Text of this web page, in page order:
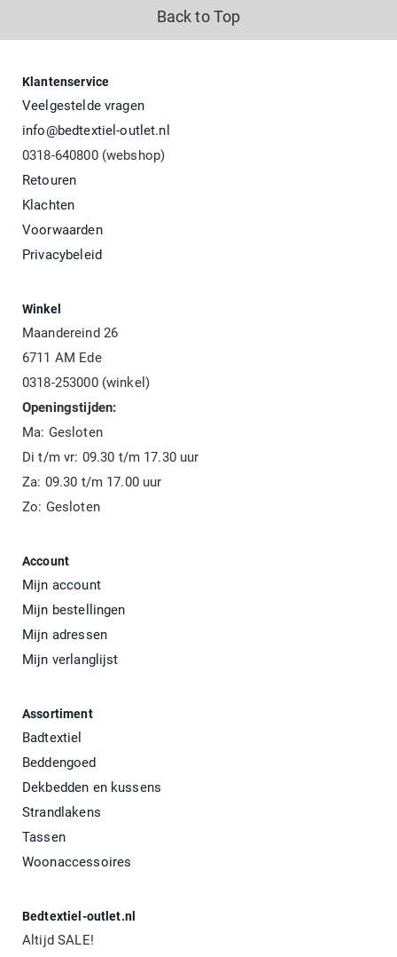
Back to Top
Klantenservice
Veelgestelde vragen
info@bedtextiel-outlet.nl
0318-640800 (webshop)
Retouren
Klachten
Voorwaarden
Privacybeleid
Winkel
Maandereind 26
6711 AM Ede
0318-253000 (winkel)
Openingstijden:
Ma: Gesloten
Di t/m vr: 09.30 t/m 17.30 uur
Za: 09.30 t/m 17.00 uur
Zo: Gesloten
Account
Mijn account
Mijn bestellingen
Mijn adressen
Mijn verlanglijst
Assortiment
Badtextiel
Beddengoed
Dekbedden en kussens
Strandlakens
Tassen
Woonaccessoires
Bedtextiel-outlet.nl
Altijd SALE!